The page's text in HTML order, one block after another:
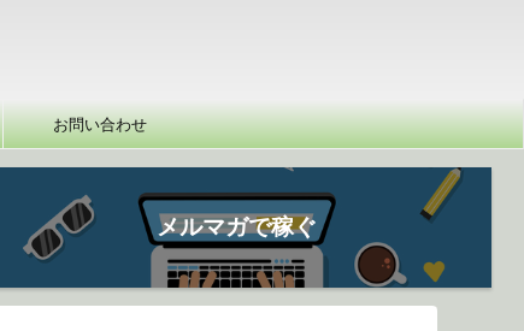
お問い合わせ
メルマガで稼ぐ